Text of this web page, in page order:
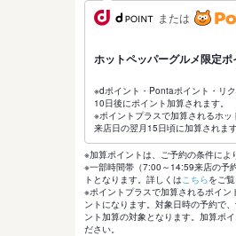
または
ホットペッパーグルメ限定ポ
※dポイント・Pontaポイント・リ
10日後にポイント加算されます。
※ポイントプラスで加算されるホッ
来店日の翌月15日頃に加算されます
※加算ポイントは、ご予約の条件によ
※一部時間帯（7:00～14:59来店の予
トとなります。詳しくはこちらをご覧
※ポイントプラスで加算されるポイン
ントになります。対象日時の予約で
ント加算の対象となります。加算ポ
ださい。